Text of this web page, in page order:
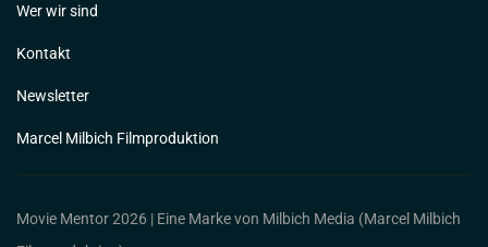
Wer wir sind
Kontakt
Newsletter
Marcel Milbich Filmproduktion
Movie Mentor 2026 | Eine Marke von Milbich Media (Marcel Milbich